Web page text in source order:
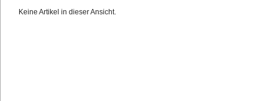
Keine Artikel in dieser Ansicht.